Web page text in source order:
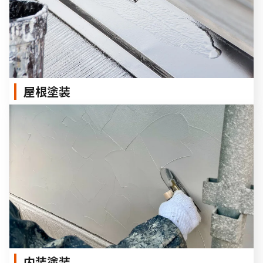
屋根塗装